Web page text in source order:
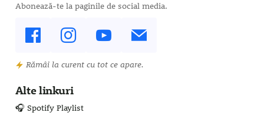
Abonează-te la paginile de social media.
Rămâi la curent cu tot ce apare.
Alte linkuri
🎧 Spotify Playlist